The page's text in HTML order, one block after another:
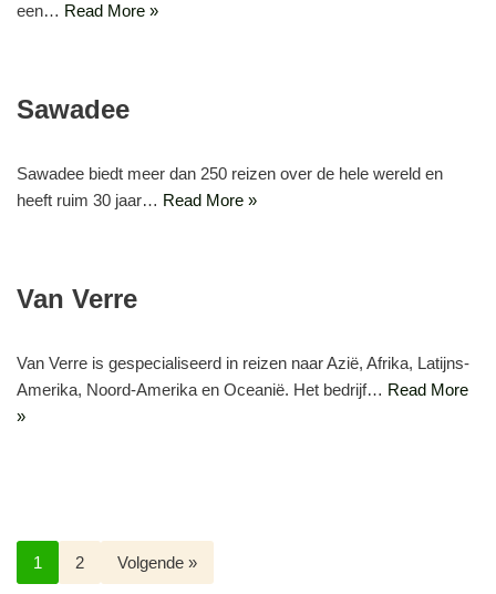
een… Read More »
Sawadee
Sawadee biedt meer dan 250 reizen over de hele wereld en
heeft ruim 30 jaar… Read More »
Van Verre
Van Verre is gespecialiseerd in reizen naar Azië, Afrika, Latijns-
Amerika, Noord-Amerika en Oceanië. Het bedrijf… Read More
»
1 2 Volgende »